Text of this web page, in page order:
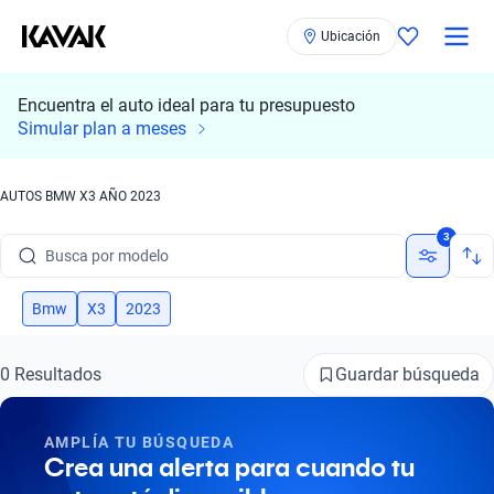
Ubicación
Encuentra el auto ideal para tu presupuesto
Simular plan a meses
AUTOS BMW X3 AÑO 2023
Busca por modelo
Busca por versión
Busca por marca
Busca por modelo
3
Bmw X3 2023
0 Resultados Guardar búsqueda
AMPLÍA TU BÚSQUEDA
Crea una alerta para cuando tu